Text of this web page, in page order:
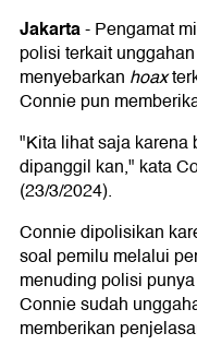
Jakarta-Pengamat
polisi terkait
menyebarkan hoax
Connie pun
"Kita lihat saja karena
dipanggil kan," kata
(23/3/2024).
Connie dipolisikan
soal pemilu melalui
menuding polisi
Connie sudah
memberikan